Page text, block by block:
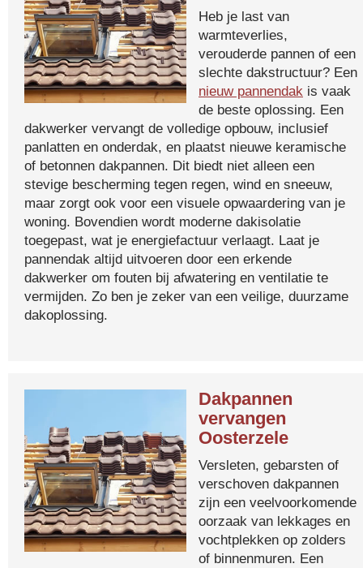
Heb je last van
warmteverlies,
verouderde pannen of een
slechte dakstructuur? Een
nieuw pannendak is vaak
de beste oplossing. Een
dakwerker vervangt de volledige opbouw, inclusief
panlatten en onderdak, en plaatst nieuwe keramische
of betonnen dakpannen. Dit biedt niet alleen een
stevige bescherming tegen regen, wind en sneeuw,
maar zorgt ook voor een visuele opwaardering van je
woning. Bovendien wordt moderne dakisolatie
toegepast, wat je energiefactuur verlaagt. Laat je
pannendak altijd uitvoeren door een erkende
dakwerker om fouten bij afwatering en ventilatie te
vermijden. Zo ben je zeker van een veilige, duurzame
dakoplossing.
Dakpannen
vervangen
Oosterzele
Versleten, gebarsten of
verschoven dakpannen
zijn een veelvoorkomende
oorzaak van lekkages en
vochtplekken op zolders
of binnenmuren. Een